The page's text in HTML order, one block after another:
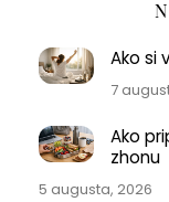
Ako si
7
Ako
zhonu
5 augusta, 2026